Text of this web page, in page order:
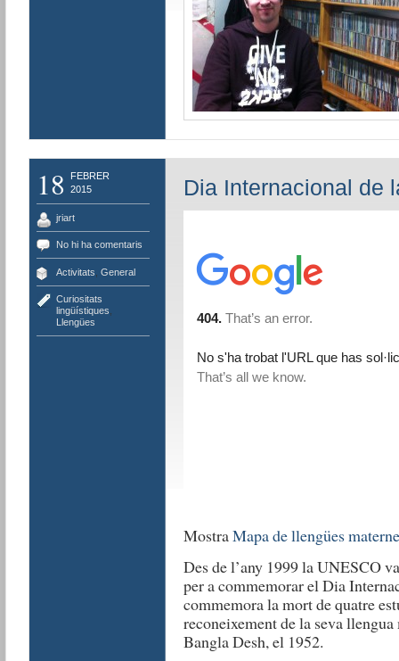
18
FEBRER
2015
jriart
No hi ha comentaris
Activitats General
Curiositats
lingüístiques
Llengües
Dia Internacional de
MostraMapa de llengües
Des de l’any 1999 la UNESCO
per a commemorar el Dia
commemora la mort de quatre
reconeixement de la seva
Bangla Desh, el 1952.